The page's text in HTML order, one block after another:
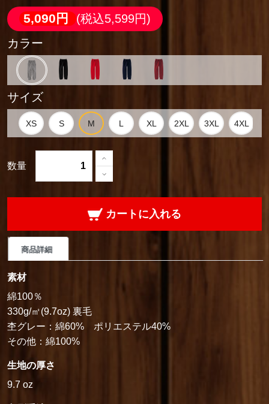
5,090円
(税込5,599円)
カラー
サイズ
数量
カートに入れる
商品詳細
素材
綿100％
330g/㎡(9.7oz) 裏毛
杢グレー：綿60% ポリエステル40%
その他：綿100%
生地の厚さ
9.7 oz